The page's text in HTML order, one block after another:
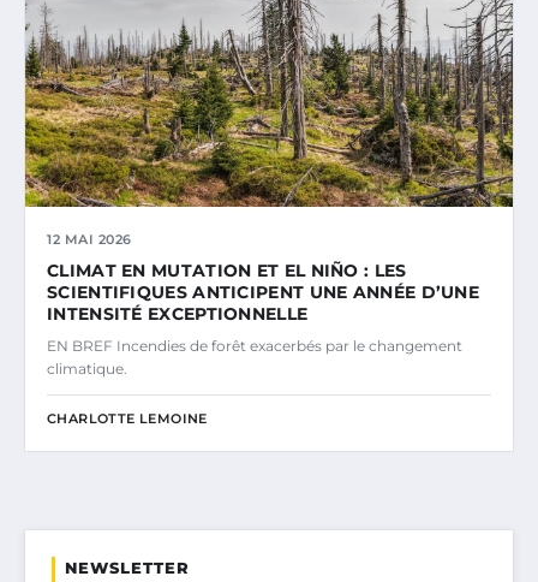
12 MAI 2026
CLIMAT EN MUTATION ET EL NIÑO : LES
SCIENTIFIQUES ANTICIPENT UNE ANNÉE D’UNE
INTENSITÉ EXCEPTIONNELLE
EN BREF Incendies de forêt exacerbés par le changement
climatique.
CHARLOTTE LEMOINE
NEWSLETTER